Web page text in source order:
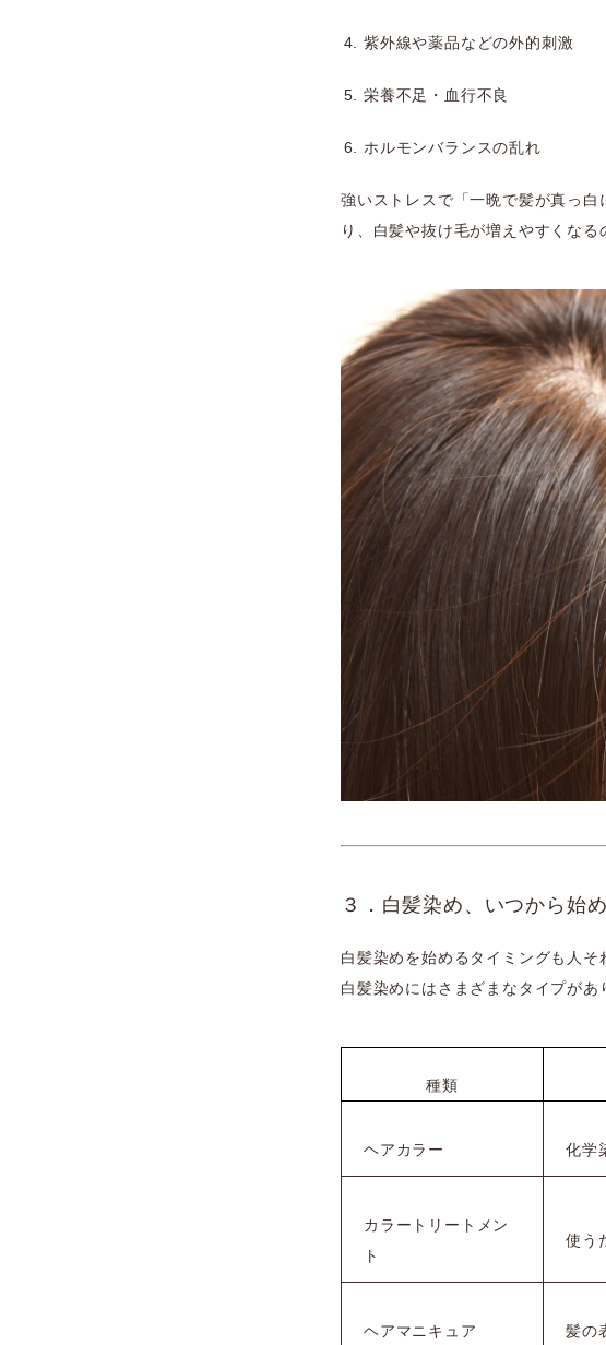
紫外線や薬品などの外的刺激
栄養不足・血行不良
ホルモンバランスの乱れ
強いストレスで「一晩で髪が真っ
り、白髪や抜け毛が増えやすくなる
３．白髪染め、いつから始
白髪染めを始めるタイミングも人
白髪染めにはさまざまなタイプがあ
種類
ヘアカラー 化学
カラートリートメン
ト
使う
ヘアマニキュア 髪の